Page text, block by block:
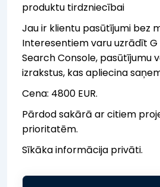
produktu tirdzniecībai
Jau ir klientu pasūtījumi bez
Interesentiem varu uzrādīt G
Search Console, pasūtījumu
izrakstus, kas apliecina
Cena: 4800 EUR.
Pārdod sakārā ar citiem
prioritatēm.
Sīkāka informācija privāti.